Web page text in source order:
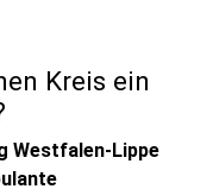
Kreis ein
Westfalen-Lippe